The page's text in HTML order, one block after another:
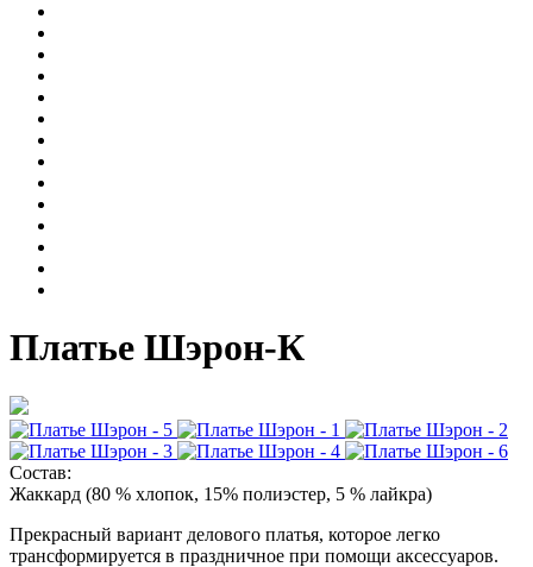
Платье Шэрон-К
Состав:
Жаккард (80 % хлопок, 15% полиэстер, 5 % лайкра)
Прекрасный вариант делового платья, которое легко
трансформируется в праздничное при помощи аксессуаров.